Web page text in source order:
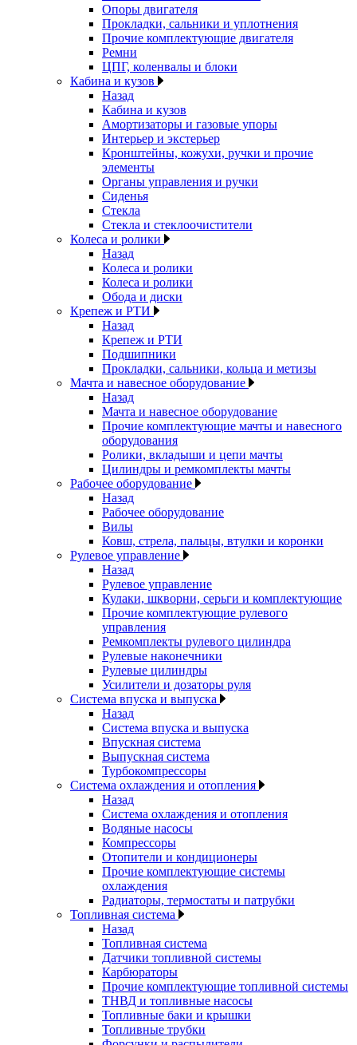
Опоры двигателя
Прокладки, сальники и уплотнения
Прочие комплектующие двигателя
Ремни
ЦПГ, коленвалы и блоки
Кабина и кузов
Назад
Кабина и кузов
Амортизаторы и газовые упоры
Интерьер и экстерьер
Кронштейны, кожухи, ручки и прочие
элементы
Органы управления и ручки
Сиденья
Стекла
Стекла и стеклоочистители
Колеса и ролики
Назад
Колеса и ролики
Колеса и ролики
Обода и диски
Крепеж и РТИ
Назад
Крепеж и РТИ
Подшипники
Прокладки, сальники, кольца и метизы
Мачта и навесное оборудование
Назад
Мачта и навесное оборудование
Прочие комплектующие мачты и навесного
оборудования
Ролики, вкладыши и цепи мачты
Цилиндры и ремкомплекты мачты
Рабочее оборудование
Назад
Рабочее оборудование
Вилы
Ковш, стрела, пальцы, втулки и коронки
Рулевое управление
Назад
Рулевое управление
Кулаки, шкворни, серьги и комплектующие
Прочие комплектующие рулевого
управления
Ремкомплекты рулевого цилиндра
Рулевые наконечники
Рулевые цилиндры
Усилители и дозаторы руля
Система впуска и выпуска
Назад
Система впуска и выпуска
Впускная система
Выпускная система
Турбокомпрессоры
Система охлаждения и отопления
Назад
Система охлаждения и отопления
Водяные насосы
Компрессоры
Отопители и кондиционеры
Прочие комплектующие системы
охлаждения
Радиаторы, термостаты и патрубки
Топливная система
Назад
Топливная система
Датчики топливной системы
Карбюраторы
Прочие комплектующие топливной системы
ТНВД и топливные насосы
Топливные баки и крышки
Топливные трубки